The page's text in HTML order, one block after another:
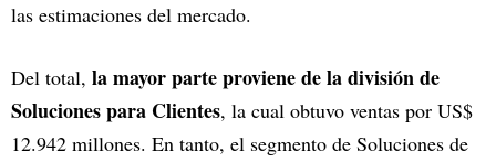
las estimaciones del mercado.
Del total, la mayor parte proviene de la división de
Soluciones para Clientes, la cual obtuvo ventas por US$
12.942 millones. En tanto, el segmento de Soluciones de